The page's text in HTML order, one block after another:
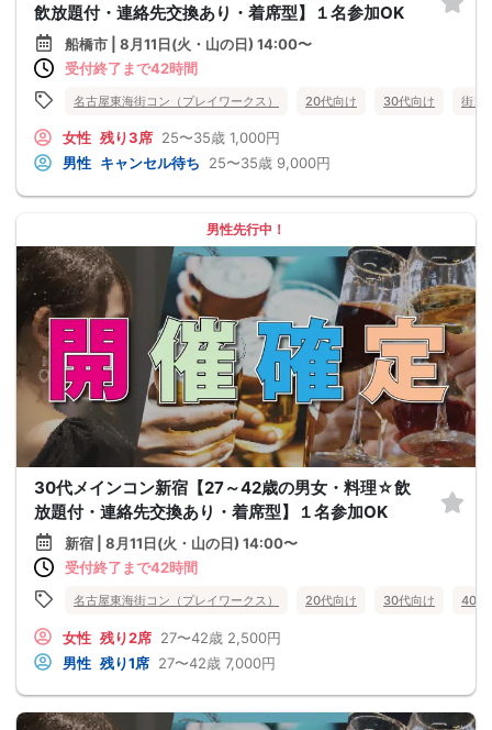
飲放題付・連絡先交換あり・着席型】１名参加OK
船橋市 | 8月11日(火・山の日) 14:00〜
受付終了まで42時間
名古屋東海街コン（プレイワークス） 20代向け 30代向け 街コ
女性 残り3席 25〜35歳 1,000円
男性 キャンセル待ち 25〜35歳 9,000円
男性先行中！
30代メインコン新宿【27～42歳の男女・料理☆飲
放題付・連絡先交換あり・着席型】１名参加OK
新宿 | 8月11日(火・山の日) 14:00〜
受付終了まで42時間
名古屋東海街コン（プレイワークス） 20代向け 30代向け 40代
女性 残り2席 27〜42歳 2,500円
男性 残り1席 27〜42歳 7,000円